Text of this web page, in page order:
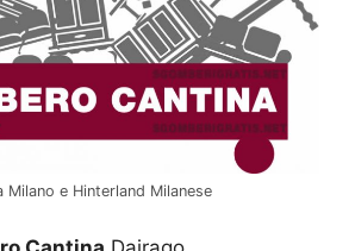
Milano e Hinterland Milanese